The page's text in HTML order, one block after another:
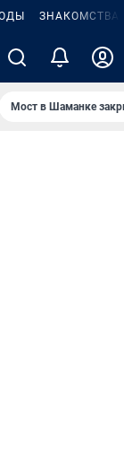
ЗНАКОМСТВА
Мост в Шаманке